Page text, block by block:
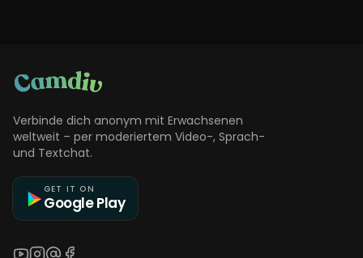
Verbinde dich anonym mit Erwachsenen
weltweit – per moderiertem Video-, Sprach-
und Textchat.
GET IT ON
Google Play